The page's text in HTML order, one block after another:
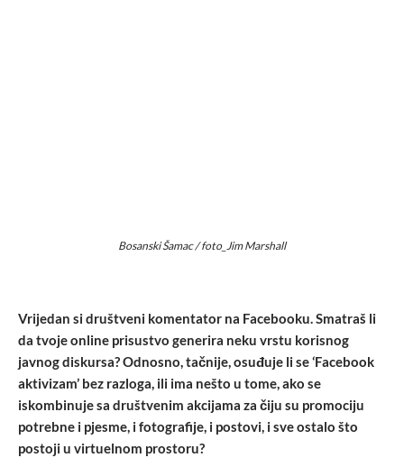
Bosanski Šamac / foto_Jim Marshall
Vrijedan si društveni komentator na Facebooku. Smatraš li
da tvoje online prisustvo generira neku vrstu korisnog
javnog diskursa? Odnosno, tačnije, osuđuje li se ‘Facebook
aktivizam’ bez razloga, ili ima nešto u tome, ako se
iskombinuje sa društvenim akcijama za čiju su promociju
potrebne i pjesme, i fotografije, i postovi, i sve ostalo što
postoji u virtuelnom prostoru?